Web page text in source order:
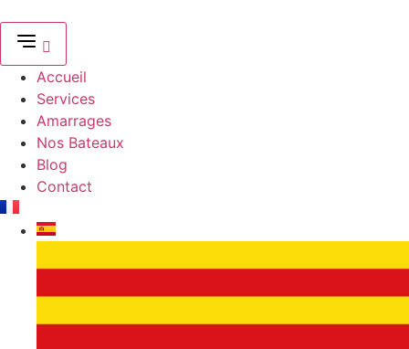
contenu
Accueil
Services
Amarrages
Nos Bateaux
Blog
Contact